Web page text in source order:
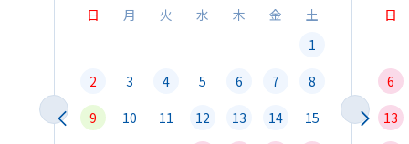
日
月 火 水 木 金
土
1
2
3 4 5 6 7
8
9
10 11 12 13 14
15
日
6
13